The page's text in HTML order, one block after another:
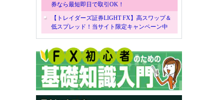
券なら最短即日で取引OK！
【トレイダーズ証券LIGHT FX】高スワップ＆
低スプレッド！当サイト限定キャンペーン中